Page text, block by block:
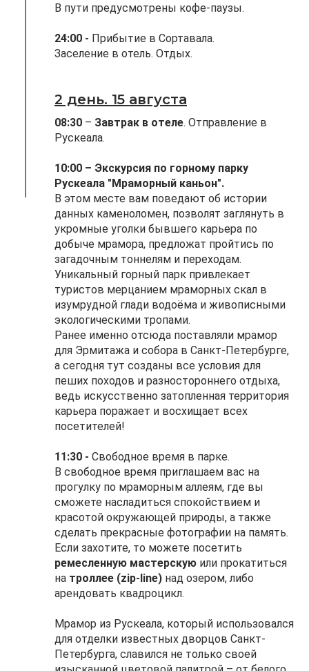
В пути предусмотрены кофе-паузы.
24:00 - Прибытие в Сортавала.
Заселение в отель. Отдых.
2 день. 15 августа
08:30 – Завтрак в отеле. Отправление в
Рускеала.
10:00 – Экскурсия по горному парку
Рускеала "Мраморный каньон".
В этом месте вам поведают об истории
данных каменоломен, позволят заглянуть в
укромные уголки бывшего карьера по
добыче мрамора, предложат пройтись по
загадочным тоннелям и переходам.
Уникальный горный парк привлекает
туристов мерцанием мраморных скал в
изумрудной глади водоёма и живописными
экологическими тропами.
Ранее именно отсюда поставляли мрамор
для Эрмитажа и собора в Санкт-Петербурге,
а сегодня тут созданы все условия для
пеших походов и разностороннего отдыха,
ведь искусственно затопленная территория
карьера поражает и восхищает всех
посетителей!
11:30 - Свободное время в парке.
В свободное время приглашаем вас на
прогулку по мраморным аллеям, где вы
сможете насладиться спокойствием и
красотой окружающей природы, а также
сделать прекрасные фотографии на память.
Если захотите, то можете посетить
ремесленную мастерскую или прокатиться
на троллее (zip-line) над озером, либо
арендовать квадроцикл.
Мрамор из Рускеала, который использовался
для отделки известных дворцов Санкт-
Петербурга, славился не только своей